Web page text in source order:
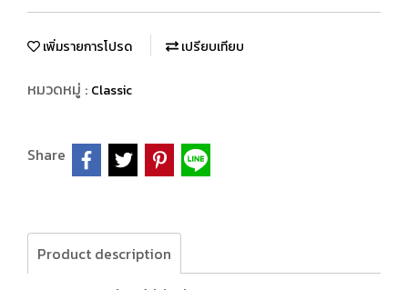
เพิ่มรายการโปรด เปรียบเทียบ
หมวดหมู่ : Classic
Share
Product description